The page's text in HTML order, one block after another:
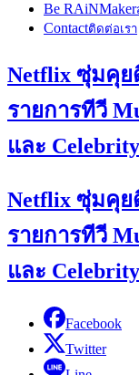
Be RAiNMaker
Contactติดต่อเรา
Netflix ซุ่มคุย
รายการทีวี
และ
Netflix ซุ่มคุย
รายการทีวี
และ
Facebook
Twitter